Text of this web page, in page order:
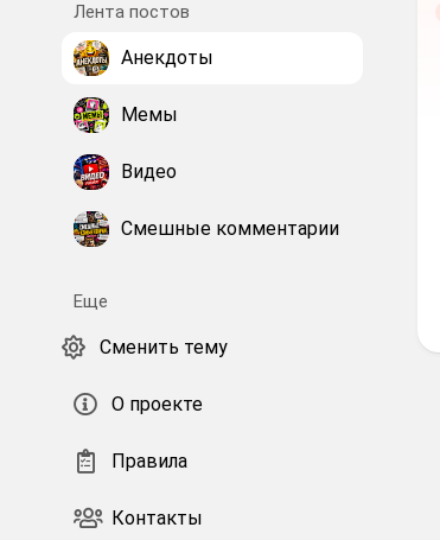
Лента постов
Анекдоты
Мемы
Видео
Смешные комментарии
Еще
Сменить тему
О проекте
Правила
Контакты